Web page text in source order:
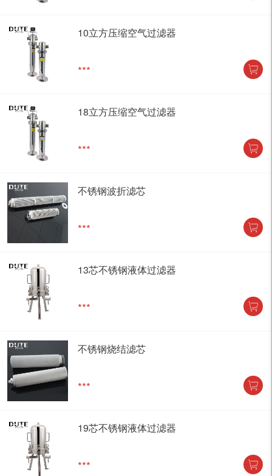
10立方压缩空气过滤器
***
18立方压缩空气过滤器
***
不锈钢波折滤芯
***
13芯不锈钢液体过滤器
***
不锈钢烧结滤芯
***
19芯不锈钢液体过滤器
***